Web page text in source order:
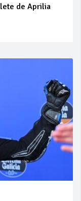
de Aprilia